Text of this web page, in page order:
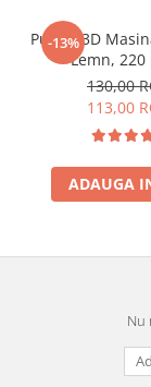
-13%
Puzzle 3D
Lemn, 220
130,00
113,00
ADAUGA
Nu